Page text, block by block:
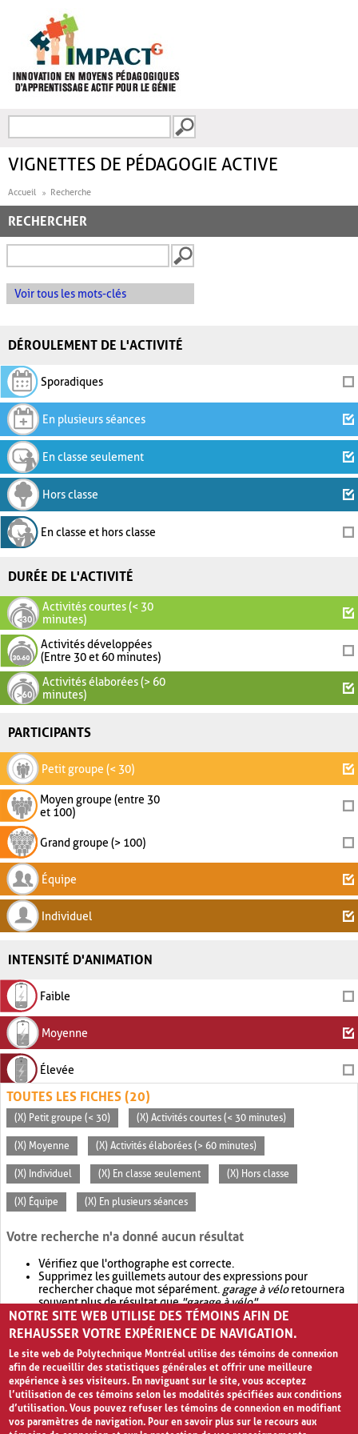
FORMULAIRE DE
VIGNETTES DE PÉDAGOGIE ACTIVE
Accueil Recherche
RECHERCHER
Voir tous les mots-clés
DÉROULEMENT DE L'ACTIVITÉ
Sporadiques
En plusieurs séances
En classe seulement
Hors classe
En classe et hors classe
DURÉE DE L'ACTIVITÉ
Activités courtes (< 30
minutes)
Activités développées
(Entre 30 et 60 minutes)
Activités élaborées (> 60
minutes)
PARTICIPANTS
Petit groupe (< 30)
Moyen groupe (entre 30
et 100)
Grand groupe (> 100)
Équipe
Individuel
INTENSITÉ D'ANIMATION
Faible
Moyenne
Élevée
TOUTES LES FICHES (20)
(X) Petit groupe (< 30) (X) Activités courtes (< 30 minutes)
(X) Moyenne (X) Activités élaborées (> 60 minutes)
(X) Individuel (X) En classe seulement (X) Hors classe
(X) Équipe (X) En plusieurs séances
Votre recherche n'a donné aucun résultat
Vérifiez que l'orthographe est correcte.
Supprimez les guillemets autour des expressions pour
rechercher chaque mot séparément. garage à véloretournera
souvent plus de résultat que"garage à vélo".
Envisagez d'élargir votre recherche avec OR.garage OR vélo
retournera souvent plus de résultat quegarage à vélo
NOTRE SITE WEB UTILISE DES TÉMOINS AFIN DE
REHAUSSER VOTRE EXPÉRIENCE DE NAVIGATION.
Le site web de Polytechnique Montréal utilise des témoins de connexion
afin de recueillir des statistiques générales et offrir une meilleure
expérience à ses visiteurs. En naviguant sur le site, vous acceptez
l’utilisation de ces témoins selon les modalités spécifiées aux conditions
d’utilisation. Vous pouvez refuser les témoins de connexion en modifiant
vos paramètres de navigation. Pour en savoir plus sur le recours aux